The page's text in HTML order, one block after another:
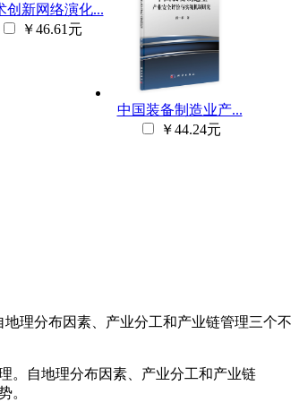
创新网络演化...
￥46.61元
中国装备制造业产...
￥44.24元
理分布因素、产业分工和产业链管理三个不
。自地理分布因素、产业分工和产业链
。